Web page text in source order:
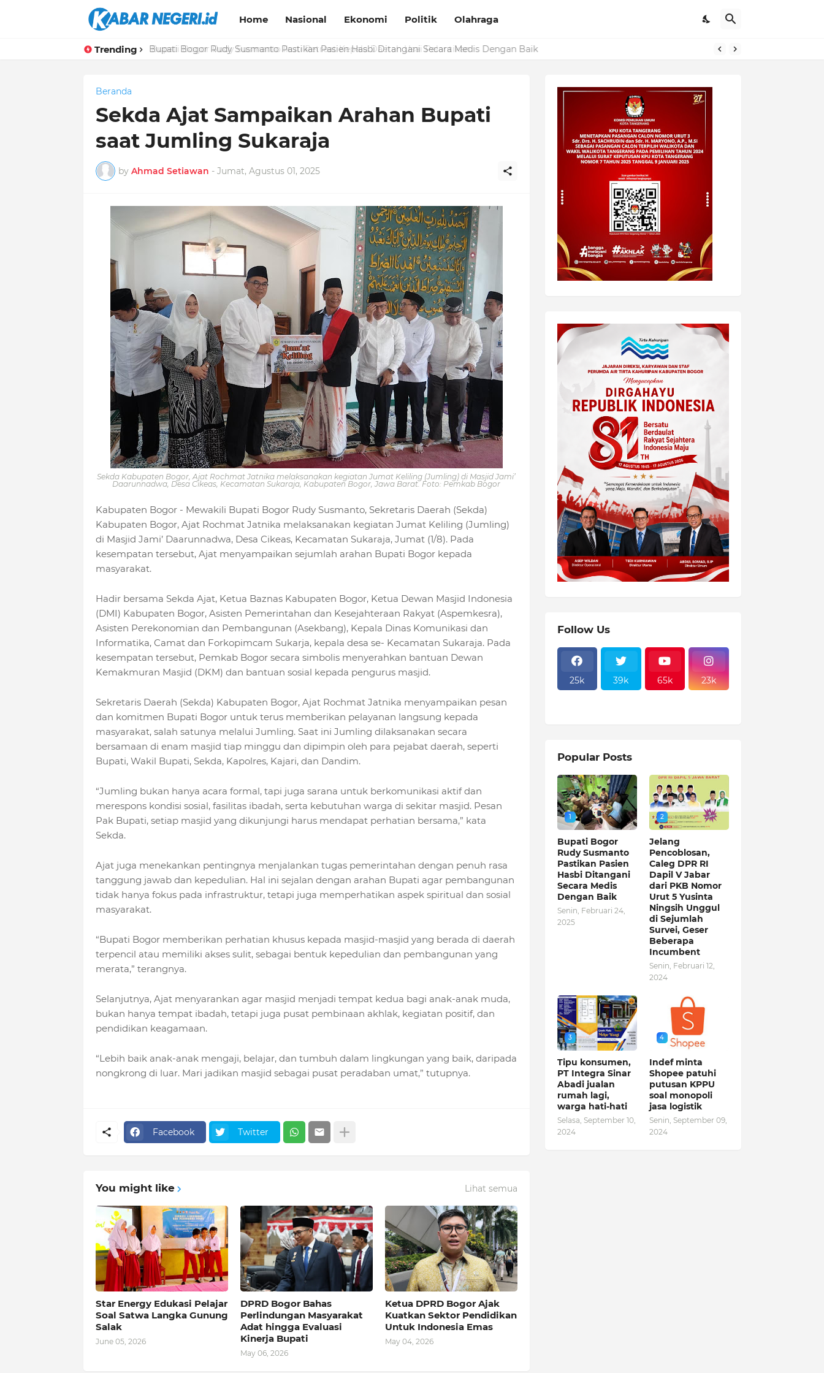
Home Nasional Ekonomi Politik Olahraga
Trending Bupati Bogor Rudy Susmanto Pastikan Pasien Hasbi Ditangani Secara Medis Dengan Baik
Beranda
Sekda Ajat Sampaikan Arahan Bupati
saat Jumling Sukaraja
by Ahmad Setiawan - Jumat, Agustus 01, 2025
Sekda Kabupaten Bogor, Ajat Rochmat Jatnika melaksanakan kegiatan Jumat Keliling (Jumling) di Masjid Jami’
Daarunnadwa, Desa Cikeas, Kecamatan Sukaraja, Kabupaten Bogor, Jawa Barat. Foto: Pemkab Bogor
Kabupaten Bogor - Mewakili Bupati Bogor Rudy Susmanto, Sekretaris Daerah (Sekda)
Kabupaten Bogor, Ajat Rochmat Jatnika melaksanakan kegiatan Jumat Keliling (Jumling)
di Masjid Jami’ Daarunnadwa, Desa Cikeas, Kecamatan Sukaraja, Jumat (1/8). Pada
kesempatan tersebut, Ajat menyampaikan sejumlah arahan Bupati Bogor kepada
masyarakat.
Hadir bersama Sekda Ajat, Ketua Baznas Kabupaten Bogor, Ketua Dewan Masjid Indonesia
(DMI) Kabupaten Bogor, Asisten Pemerintahan dan Kesejahteraan Rakyat (Aspemkesra),
Asisten Perekonomian dan Pembangunan (Asekbang), Kepala Dinas Komunikasi dan
Informatika, Camat dan Forkopimcam Sukarja, kepala desa se- Kecamatan Sukaraja. Pada
kesempatan tersebut, Pemkab Bogor secara simbolis menyerahkan bantuan Dewan
Kemakmuran Masjid (DKM) dan bantuan sosial kepada pengurus masjid.
Sekretaris Daerah (Sekda) Kabupaten Bogor, Ajat Rochmat Jatnika menyampaikan pesan
dan komitmen Bupati Bogor untuk terus memberikan pelayanan langsung kepada
masyarakat, salah satunya melalui Jumling. Saat ini Jumling dilaksanakan secara
bersamaan di enam masjid tiap minggu dan dipimpin oleh para pejabat daerah, seperti
Bupati, Wakil Bupati, Sekda, Kapolres, Kajari, dan Dandim.
“Jumling bukan hanya acara formal, tapi juga sarana untuk berkomunikasi aktif dan
merespons kondisi sosial, fasilitas ibadah, serta kebutuhan warga di sekitar masjid. Pesan
Pak Bupati, setiap masjid yang dikunjungi harus mendapat perhatian bersama,” kata
Sekda.
Ajat juga menekankan pentingnya menjalankan tugas pemerintahan dengan penuh rasa
tanggung jawab dan kepedulian. Hal ini sejalan dengan arahan Bupati agar pembangunan
tidak hanya fokus pada infrastruktur, tetapi juga memperhatikan aspek spiritual dan sosial
masyarakat.
“Bupati Bogor memberikan perhatian khusus kepada masjid-masjid yang berada di daerah
terpencil atau memiliki akses sulit, sebagai bentuk kepedulian dan pembangunan yang
merata,” terangnya.
Selanjutnya, Ajat menyarankan agar masjid menjadi tempat kedua bagi anak-anak muda,
bukan hanya tempat ibadah, tetapi juga pusat pembinaan akhlak, kegiatan positif, dan
pendidikan keagamaan.
“Lebih baik anak-anak mengaji, belajar, dan tumbuh dalam lingkungan yang baik, daripada
nongkrong di luar. Mari jadikan masjid sebagai pusat peradaban umat,” tutupnya.
Facebook Twitter
You might like Lihat semua
Star Energy Edukasi Pelajar
Soal Satwa Langka Gunung
Salak
June 05, 2026
DPRD Bogor Bahas
Perlindungan Masyarakat
Adat hingga Evaluasi
Kinerja Bupati
May 06, 2026
Ketua DPRD Bogor Ajak
Kuatkan Sektor Pendidikan
Untuk Indonesia Emas
May 04, 2026
Follow Us
25k 39k 65k 23k
Popular Posts
1
Bupati Bogor
Rudy Susmanto
Pastikan Pasien
Hasbi Ditangani
Secara Medis
Dengan Baik
Senin, Februari 24,
2025
2
Jelang
Pencoblosan,
Caleg DPR RI
Dapil V Jabar
dari PKB Nomor
Urut 5 Yusinta
Ningsih Unggul
di Sejumlah
Survei, Geser
Beberapa
Incumbent
Senin, Februari 12,
2024
3
Tipu konsumen,
PT Integra Sinar
Abadi jualan
rumah lagi,
warga hati-hati
Selasa, September 10,
2024
4
Indef minta
Shopee patuhi
putusan KPPU
soal monopoli
jasa logistik
Senin, September 09,
2024